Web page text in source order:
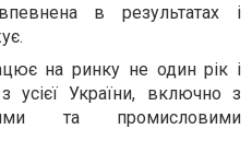
в результатах і
на ринку не один рік і
усієї України, включно з
та промисловими